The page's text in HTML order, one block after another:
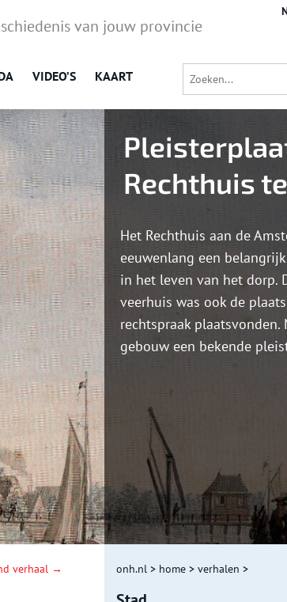
van jouw provincie
VIDEO’S KAART
Rechthuis
Het Rechthuis aan de
eeuwenlang een
in het leven van het dorp.
veerhuis was ook de
rechtspraak plaatsvonden.
gebouw een bekende
verhaal → onh.nl > home > verhalen >